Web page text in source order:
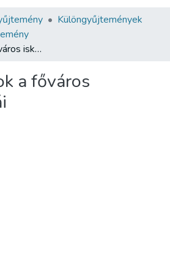
Különgyűjtemények
Hajléktalanok a főváros iskolaszolgái
a főváros